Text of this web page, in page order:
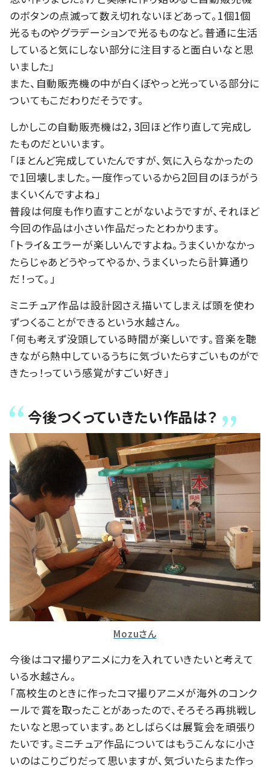
のボタンの点滅って数え切れないほどあって。1個1個
光るものやグラデーションで光るものなど。普通に生活
していると気にしない部分に注目すると面白いなと思
いました」
また、自動販売機の中が白くぼやっと光っている部分に
ついてもこだわりだそうです。
しかしこの自動販売機は2，3回ほど作り直して完成し
たものだといいます。
「ほとんど完成していたんですが、気に入らなかったの
で1回壊しました。一度作っているから2回目のほうがう
まくいくんですよね」
普段は何度も作り直すことがないようですが、それほど
今回の作品は小さい作品だったとわかります。
「トライ＆エラーが楽しいんですよね。うまくいかなかっ
たらじゃあどうやってやるか、うまくいったら計算通り
だ！って。」
ミニチュア作品は設計図さえ描いてしまえば頭を使わ
ずつくることができるという水越さん。
「何も考えず没頭している時間が楽しいです。音楽を聴
きながら熱中しているうちに気づいたらすごいものがで
きたっ！っていう感覚がすごい好き」
今後つくっていきたい作品は？
Mozuさん
今後はコマ撮りアニメに力を入れていきたいと考えて
いる水越さん。
「高校生のときに作ったコマ撮りアニメが海外のコンク
ールで賞を取ったことがあったので、そろそろ再挑戦し
たいなと思っています。あとしばらくは展覧会を頑張り
たいです。ミニチュア作品についてはもうこんなに小さ
いのはこりごりだって思いますが、気づいたらまた作っ